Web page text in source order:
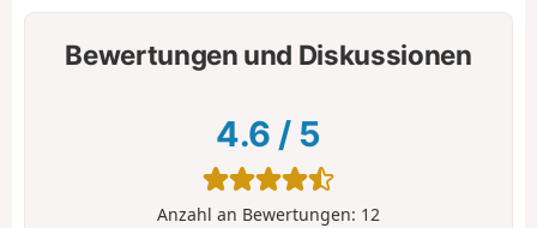
Bewertungen und Diskussionen
4.6 / 5
Anzahl an Bewertungen: 12